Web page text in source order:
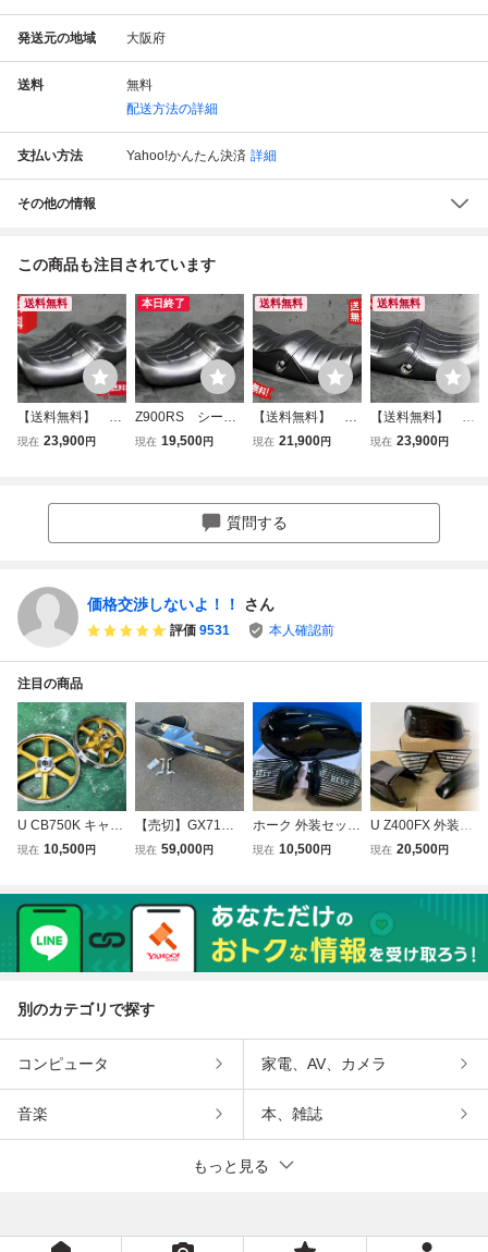
発送元の地域 大阪府
送料
無料
配送方法の詳細
支払い方法 Yahoo!かんたん決済 詳細
その他の情報
この商品も注目されています
送料無料
【送料無料】 Z9
00RS Z2仕様 シ
現在 23,900円
本日終了
Z900RS シー
ト Ｚ２仕様/カフ
あんこ抜き ローダ
ウン アンコ抜き
現在 19,500円
送料無料
【送料無料】 Z9
00RS 黒皮 タッ
タン レザー あん
こ抜き できてる
現在 21,900円
送料無料
【送料無料】 Z9
00RS Z2仕様 シ
現在 23,900円
質問する
価格交渉しないよ！！ さん
評価 9531 本人確認前
注目の商品
U CB750K キャス
トホイール 6金/ C
K1 K2 K3 K4 K5 K
6ダブル対応 セブ
ンスターキャスト
BEET メルバ ハヤ
現在 10,500円
【売切】GX71マ
ーク2 リアバイザ
ーフスポイラー 旧
車 街道レーサー
Ⅱリアスポイラー
MARK2バイザー
現在 59,000円
ホーク 外装セット
u 黒 やかんタンク
塗装後 未使用CB2
50Tガソリンタン
クBEETサイドカ
バーCB400Tヤカ
現在 10,500円
U Z400FX 外装セ
ット 黒 メッシュ
ゴ/外装 サイドカ
バー Z400J Z550F
X Z500FX ハネ
現在 20,500円
別のカテゴリで探す
コンピュータ 家電、AV、カメラ
音楽 本、雑誌
もっと見る